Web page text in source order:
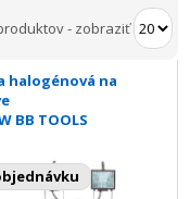
- zobraziť
halogénová na
BB TOOLS